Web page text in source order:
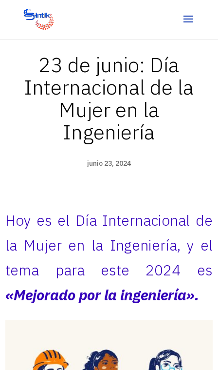
23 de junio: Día
Internacional de la
Mujer en la
Ingeniería
junio 23, 2024
Hoy es el Día Internacional de
la Mujer en la Ingeniería, y el
tema para este 2024 es
«Mejorado por la ingeniería».